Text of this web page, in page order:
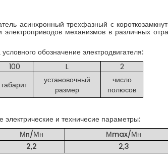
асинхронный трехфазный с
механизмов в различных
условного обозначение электродвигателя:
100 L
2
габарит
установочный
размер
число
полюсов
электрические и техничесие параметры:
Мп/Мн Мmax/Мн
2,2 2,3